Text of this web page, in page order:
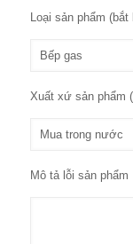
Loại sản phẩm (bắt
Xuất xứ sản phẩm
Mô tả lỗi sản phẩm